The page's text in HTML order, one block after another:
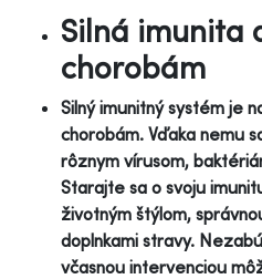
Silná imunita
chorobám
Silný imunitný systém je
chorobám. Vďaka nemu
rôznym vírusom,
Starajte sa o svoju
životným štýlom,
doplnkami stravy.
včasnou intervenciou